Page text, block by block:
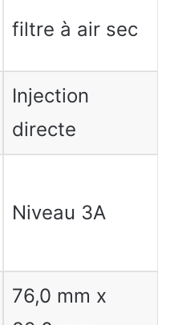
filtre à air sec
Injection
directe
Niveau 3A
76,0 mm x